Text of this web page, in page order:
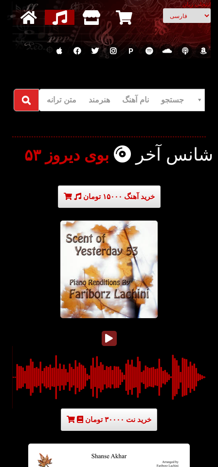
انتخاب زبان
P
جستجو نام آهنگ هنرمند متن ترانه
شانس آخر بوی دیروز ۵۳
خرید آهنگ ۱۵۰۰۰ تومان
خرید نت ۳۰۰۰۰ تومان